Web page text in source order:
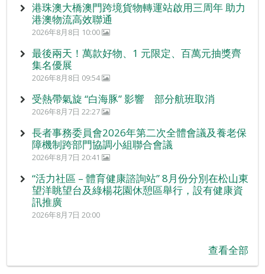
港珠澳大橋澳門跨境貨物轉運站啟用三周年 助力
港澳物流高效聯通
2026年8月8日 10:00
最後兩天！萬款好物、1 元限定、百萬元抽獎齊
集名優展
2026年8月8日 09:54
受熱帶氣旋 “白海豚” 影響 部分航班取消
2026年8月7日 22:27
長者事務委員會2026年第二次全體會議及養老保
障機制跨部門協調小組聯合會議
2026年8月7日 20:41
“活力社區 – 體育健康諮詢站” 8月份分別在松山東
望洋眺望台及綠楊花園休憩區舉行，設有健康資
訊推廣
2026年8月7日 20:00
查看全部